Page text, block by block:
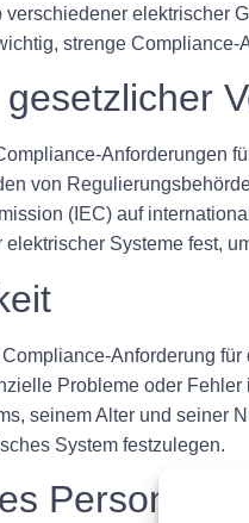
elektrischer
strenge
Anforderungen
von
(IEC) auf
elektrischer Systeme fest,
Anforderung
Probleme oder
seinem Alter und seiner
System festzulegen.
Personal